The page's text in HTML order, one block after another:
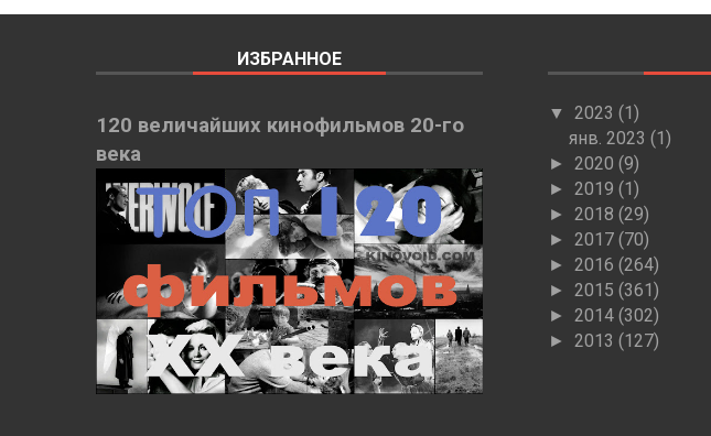
ИЗБРАННОЕ
120 величайших кинофильмов 20-го
века
▼ 2023 (1)
янв. 2023 (1)
► 2020 (9)
► 2019 (1)
► 2018 (29)
► 2017 (70)
► 2016 (264)
► 2015 (361)
► 2014 (302)
► 2013 (127)